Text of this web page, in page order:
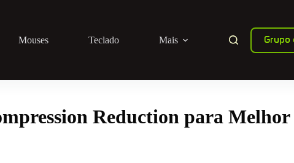
Mouses Teclado Mais
Reduction para Melhor